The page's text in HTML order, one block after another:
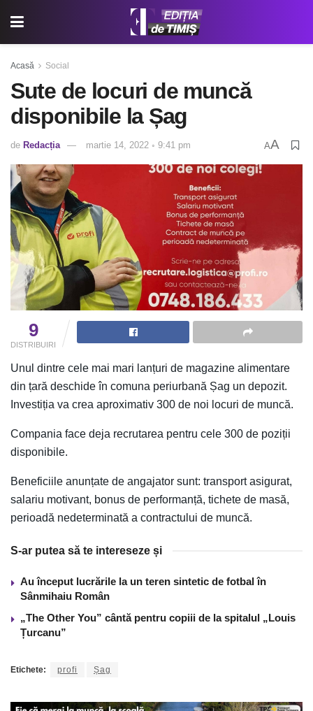
Acasă Social
Sute de locuri de muncă
disponibile la Șag
de Redacția martie 14, 2022 ◦ 9:41 pm AA
9
DISTRIBUIRI
Unul dintre cele mai mari lanțuri de magazine alimentare
din țară deschide în comuna periurbană Șag un depozit.
Investiția va crea aproximativ 300 de noi locuri de muncă.
Compania face deja recrutarea pentru cele 300 de poziții
disponibile.
Beneficiile anunțate de angajator sunt: transport asigurat,
salariu motivant, bonus de performanță, tichete de masă,
perioadă nedeterminată a contractului de muncă.
S-ar putea să te intereseze și
Au început lucrările la un teren sintetic de fotbal în
Sânmihaiu Român
„The Other You” cântă pentru copiii de la spitalul „Louis
Țurcanu”
Etichete: profi Șag